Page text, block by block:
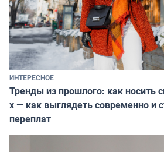
ИНТЕРЕСНОЕ
Тренды из прошлого: как носить
х — как выглядеть современно и
переплат